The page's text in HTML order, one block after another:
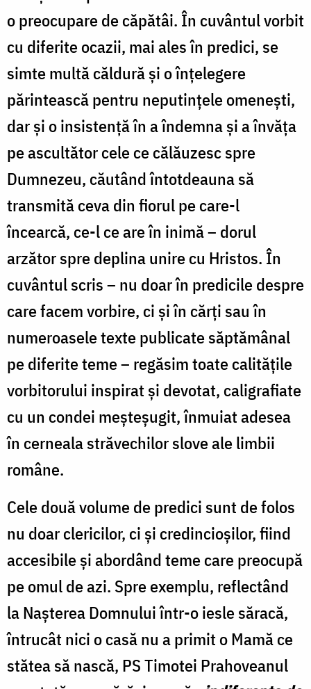
o preocupare de căpătâi. În cuvântul vorbit
cu diferite ocazii, mai ales în predici, se
simte multă căldură și o înțelegere
părintească pentru neputințele omenești,
dar și o insistență în a îndemna și a învăța
pe ascultător cele ce călăuzesc spre
Dumnezeu, căutând întotdeauna să
transmită ceva din fiorul pe care-l
încearcă, ce-l ce are în inimă – dorul
arzător spre deplina unire cu Hristos. În
cuvântul scris – nu doar în predicile despre
care facem vorbire, ci și în cărți sau în
numeroasele texte publicate săptămânal
pe diferite teme – regăsim toate calitățile
vorbitorului inspirat și devotat, caligrafiate
cu un condei meșteșugit, înmuiat adesea
în cerneala străvechilor slove ale limbii
române.
Cele două volume de predici sunt de folos
nu doar clericilor, ci și credincioșilor, fiind
accesibile și abordând teme care preocupă
pe omul de azi. Spre exemplu, reflectând
la Nașterea Domnului într-o iesle săracă,
întrucât nici o casă nu a primit o Mamă ce
stătea să nască, PS Timotei Prahoveanul